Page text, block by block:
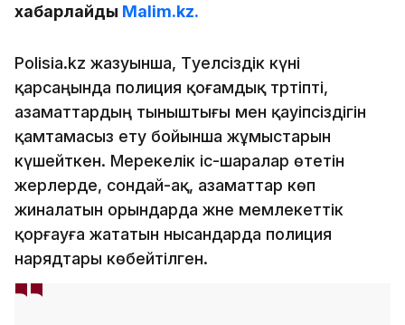
хабарлайды Malim.kz.
Polisia.kz жазуынша, Тәуелсіздік күні
қарсаңында полиция қоғамдық тәртіпті,
азаматтардың тыныштығы мен қауіпсіздігін
қамтамасыз ету бойынша жұмыстарын
күшейткен. Мерекелік іс-шаралар өтетін
жерлерде, сондай-ақ, азаматтар көп
жиналатын орындарда және мемлекеттік
қорғауға жататын нысандарда полиция
нарядтары көбейтілген.